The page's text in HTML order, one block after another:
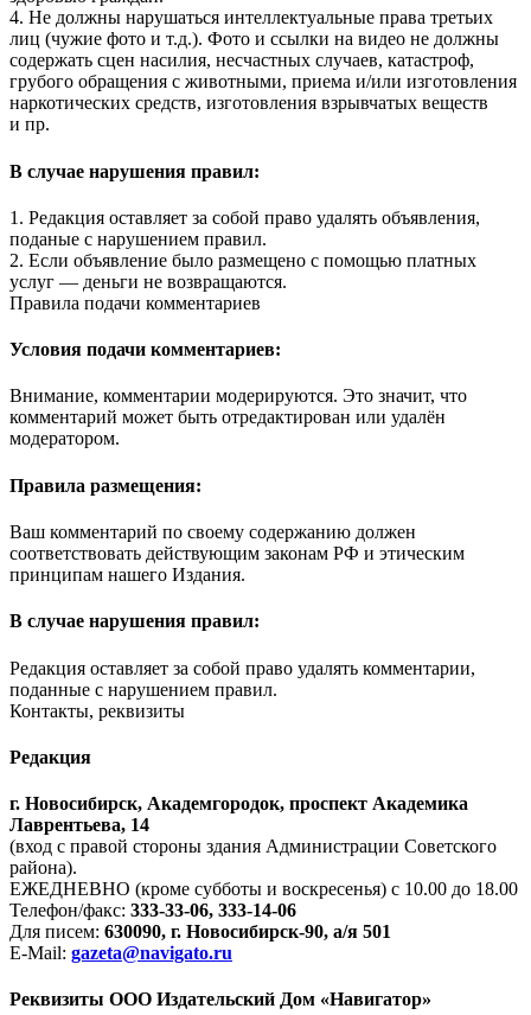
4. Не должны нарушаться интеллектуальные права третьих
лиц (чужие фото и т.д.). Фото и ссылки на видео не должны
содержать сцен насилия, несчастных случаев, катастроф,
грубого обращения с животными, приема и/или изготовления
наркотических средств, изготовления взрывчатых веществ
и пр.
В случае нарушения правил:
1. Редакция оставляет за собой право удалять объявления,
поданые с нарушением правил.
2. Если объявление было размещено с помощью платных
услуг — деньги не возвращаются.
Правила подачи комментариев
Условия подачи комментариев:
Внимание, комментарии модерируются. Это значит, что
комментарий может быть отредактирован или удалён
модератором.
Правила размещения:
Ваш комментарий по своему содержанию должен
соответствовать действующим законам РФ и этическим
принципам нашего Издания.
В случае нарушения правил:
Редакция оставляет за собой право удалять комментарии,
поданные с нарушением правил.
Контакты, реквизиты
Редакция
г. Новосибирск, Академгородок, проспект Академика
Лаврентьева, 14
(вход с правой стороны здания Администрации Советского
района).
ЕЖЕДНЕВНО (кроме субботы и воскресенья) с 10.00 до 18.00
Телефон/факс: 333-33-06, 333-14-06
Для писем: 630090, г. Новосибирск-90, а/я 501
E-Mail: gazeta@navigato.ru
Реквизиты ООО Издательский Дом «Навигатор»